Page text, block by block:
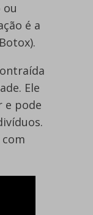
ou
é a
Ele
e pode